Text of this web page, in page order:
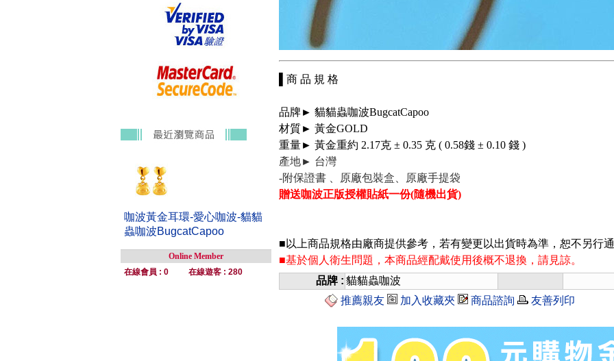
咖波黃金耳環-愛心咖波-貓貓
蟲咖波BugcatCapoo
Online Member
在線會員 : 0
在線遊客 : 280
▌商 品 規 格
品牌► 貓貓蟲咖波BugcatCapoo
材質► 黃金GOLD
重量► 黃金重約 2.17克 ± 0.35 克 ( 0.58錢 ± 0.10 錢 )
產地► 台灣
-附保證書 、原廠包裝盒、原廠手提袋
贈送咖波正版授權貼紙一份(隨機出貨)
■以上商品規格由廠商提供參考，若有變更以出貨時為準，恕不另行
■基於個人衛生問題，本商品經配戴使用後概不退換，請見諒。
品牌 : 貓貓蟲咖波
推薦親友
加入收藏夾 商品諮詢 友善列印